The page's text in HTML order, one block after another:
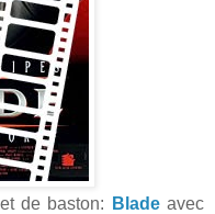
de baston: Bladeavec